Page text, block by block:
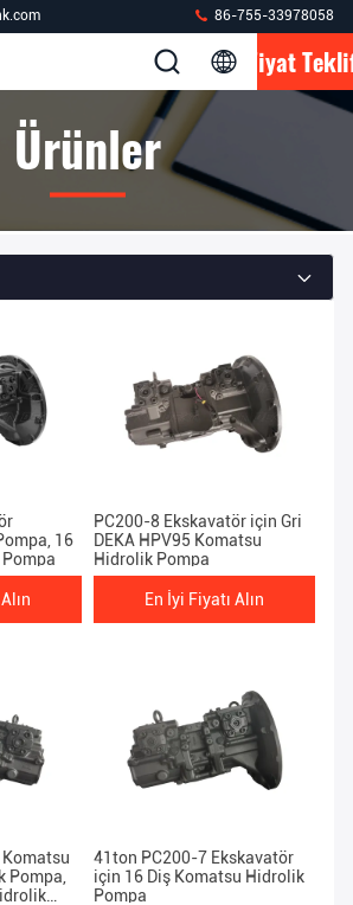
86-755-33978058
Fiyat
Ürünler
16
PC200-8 Ekskavatör için Gri
DEKA HPV95 Komatsu
Hidrolik Pompa
En İyi Fiyatı Alın
Pompa,
41ton PC200-7 Ekskavatör
için 16 Diş Komatsu Hidrolik
Pompa